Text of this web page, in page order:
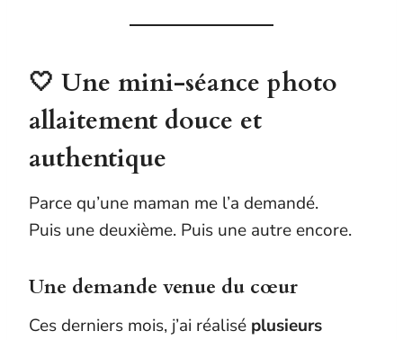
🤍 Une mini-séance photo
allaitement douce et
authentique
Parce qu’une maman me l’a demandé.
Puis une deuxième. Puis une autre encore.
Une demande venue du cœur
Ces derniers mois, j’ai réalisé plusieurs